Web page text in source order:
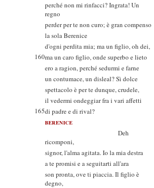
perché non mi rinfacci? Ingrata! Un
regno
perder per te non curo; è gran compenso
la sola Berenice
d'ogni perdita mia; ma un figlio, oh dei,
160ma un caro figlio, onde superbo e lieto
ero a ragion, perché sedurmi e farne
un contumace, un disleal? Sì dolce
spettacolo è per te dunque, crudele,
il vedermi ondeggiar fra i vari affetti
165di padre e di rival?
BERENICE
Deh
ricomponi,
signor, l'alma agitata. Io la mia destra
a te promisi e a seguitarti all'ara
son pronta, ove ti piaccia. Il figlio è
degno,